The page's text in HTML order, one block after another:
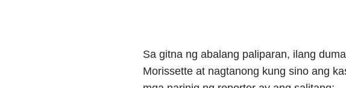
Sa gitna ng abalang paliparan, ilang
Morissette at nagtanong kung sino ang